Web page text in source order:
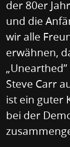
der 80er
und die
wir alle
erwähnen,
Steve Carr
ist ein guter
bei der